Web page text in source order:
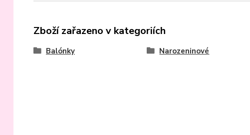
Zboží zařazeno v kategoriích
Balónky Narozeninové